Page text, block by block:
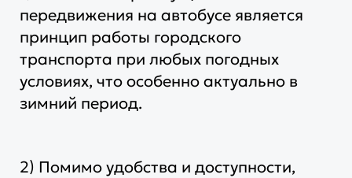
передвижения на автобусе является
принцип работы городского
транспорта при любых погодных
условиях, что особенно актуально в
зимний период.
2) Помимо удобства и доступности,